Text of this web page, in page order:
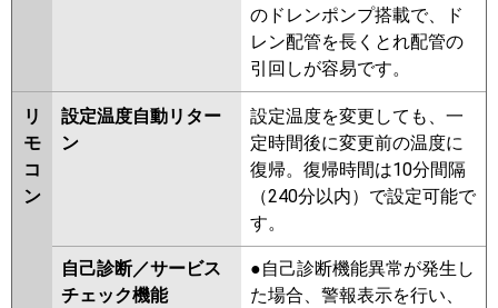
のドレンポンプ搭載で、ド
レン配管を長くとれ配管の
引回しが容易です。
リ
モ
コ
ン
設定温度自動リター
ン
設定温度を変更しても、一
定時間後に変更前の温度に
復帰。復帰時間は10分間隔
（240分以内）で設定可能で
す。
自己診断／サービス
チェック機能
●自己診断機能異常が発生し
た場合、警報表示を行い、